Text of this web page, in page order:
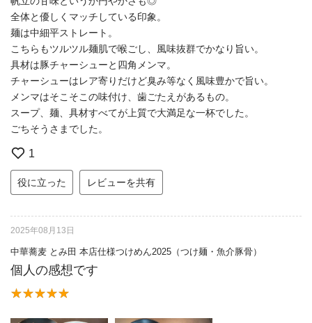
全体と優しくマッチしている印象。
麺は中細平ストレート。
こちらもツルツル麺肌で喉ごし、風味抜群でかなり旨い。
具材は豚チャーシューと四角メンマ。
チャーシューはレア寄りだけど臭み等なく風味豊かで旨い。
メンマはそこそこの味付け、歯ごたえがあるもの。
スープ、麺、具材すべてが上質で大満足な一杯でした。
ごちそうさまでした。
1
役に立った レビューを共有
2025年08月13日
中華蕎麦 とみ田 本店仕様つけめん2025（つけ麺・魚介豚骨）
個人の感想です